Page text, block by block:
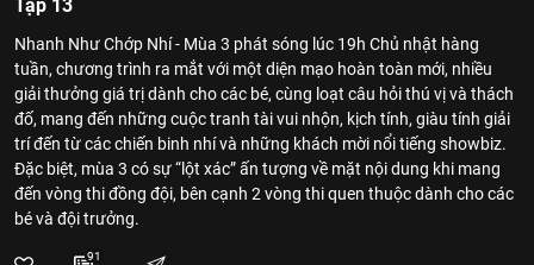
Tập 13
Nhanh Như Chớp Nhí - Mùa 3 phát sóng lúc 19h Chủ nhật hàng
tuần, chương trình ra mắt với một diện mạo hoàn toàn mới, nhiều
giải thưởng giá trị dành cho các bé, cùng loạt câu hỏi thú vị và thách
đố, mang đến những cuộc tranh tài vui nhộn, kịch tính, giàu tính giải
trí đến từ các chiến binh nhí và những khách mời nổi tiếng showbiz.
Đặc biệt, mùa 3 có sự “lột xác” ấn tượng về mặt nội dung khi mang
đến vòng thi đồng đội, bên cạnh 2 vòng thi quen thuộc dành cho các
bé và đội trưởng.
91